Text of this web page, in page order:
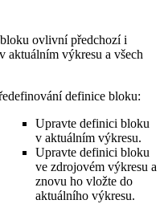
ovlivní předchozí i
aktuálním výkresu a všech
definice bloku:
Upravte definici bloku
v aktuálním výkresu.
Upravte definici bloku
ve zdrojovém výkresu a
znovu ho vložte do
aktuálního výkresu.